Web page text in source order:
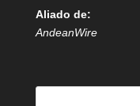
Aliado de:
AndeanWire